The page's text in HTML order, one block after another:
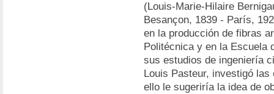
(Louis-Marie-Hilaire
Besançon, 1839 - París,
en la producción de fibras
Politécnica y en la Escuela
sus estudios de ingeniería
Louis Pasteur, investigó
ello le sugeriría la idea de